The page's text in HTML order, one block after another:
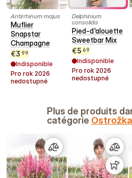
Antirrhinum majus
Muflier
Snapstar
Champagne
€3 99
Indisponible
Pro rok 2026
nedostupné
Delphinium
consolida
Pied-d'alouette
Sweetbar Mix
€5 69
Indisponible
Pro rok 2026
nedostupné
Plus de produits
catégorie